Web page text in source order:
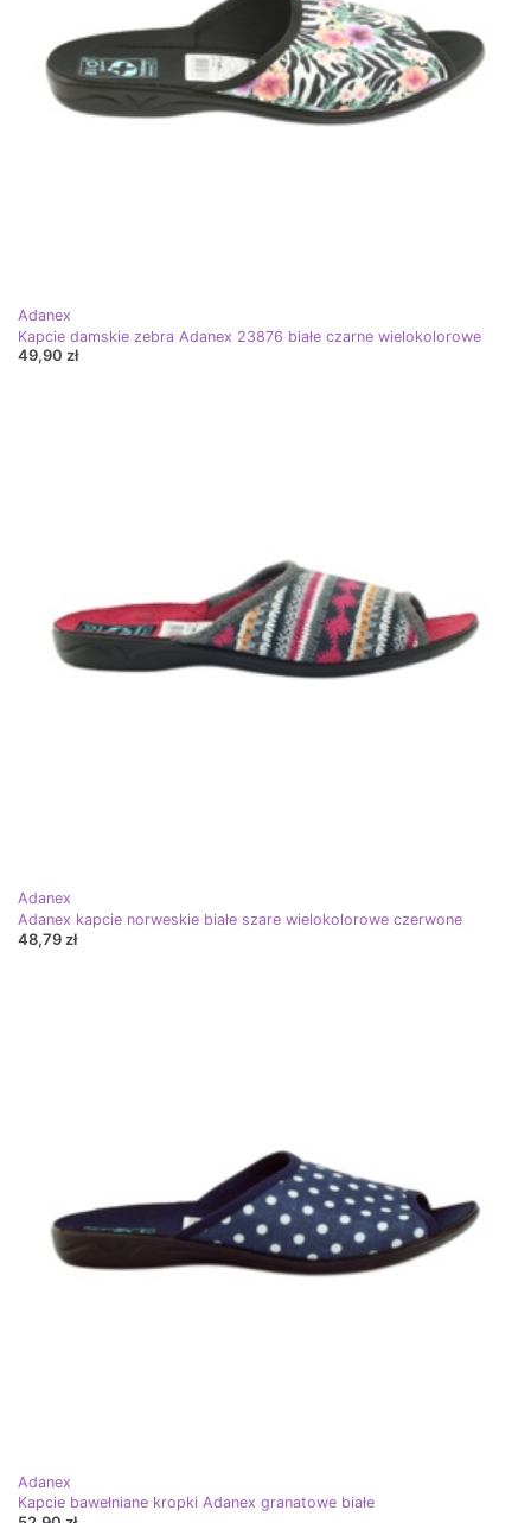
Adanex
Kapcie damskie zebra Adanex 23876 białe czarne wielokolorowe
49,90 zł
Adanex
Adanex kapcie norweskie białe szare wielokolorowe czerwone
48,79 zł
Adanex
Kapcie bawełniane kropki Adanex granatowe białe